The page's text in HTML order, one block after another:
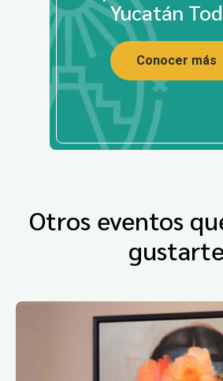
Yucatán
Conocer más
Otros eventos